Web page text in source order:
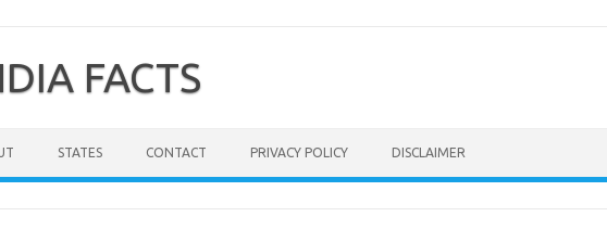
FACTS
STATES CONTACT PRIVACY POLICY DISCLAIMER